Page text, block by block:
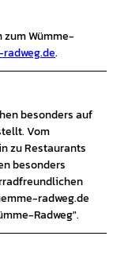
Wümme-
.
besonders auf
Vom
zu Restaurants
besonders
radweg.de
Radweg".